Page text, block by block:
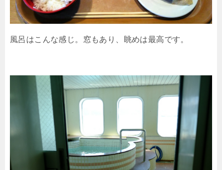
風呂はこんな感じ。窓もあり、眺めは最高です。